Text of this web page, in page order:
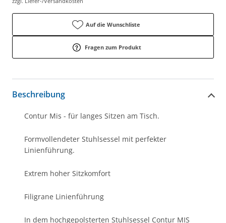
Auf die Wunschliste
Fragen zum Produkt
Beschreibung
Contur Mis - für langes Sitzen am Tisch.
Formvollendeter Stuhlsessel mit perfekter
Linienführung.
Extrem hoher Sitzkomfort
Filigrane Linienführung
In dem hochgepolsterten Stuhlsessel Contur MIS